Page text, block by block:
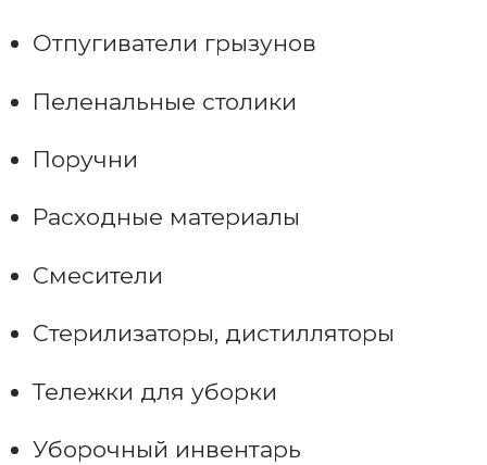
Отпугиватели грызунов
Пеленальные столики
Поручни
Расходные материалы
Смесители
Стерилизаторы, дистилляторы
Тележки для уборки
Уборочный инвентарь